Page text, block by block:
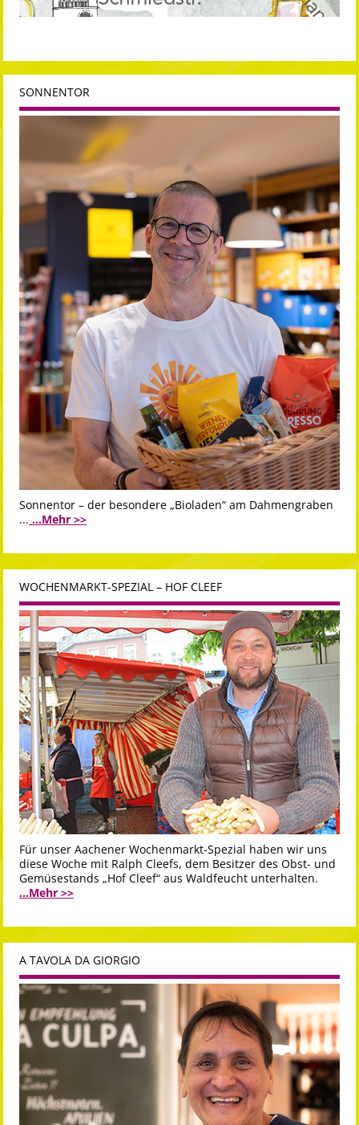
SONNENTOR
Sonnentor – der besondere „Bioladen“ am Dahmengraben
... ...Mehr >>
WOCHENMARKT-SPEZIAL – HOF CLEEF
Für unser Aachener Wochenmarkt-Spezial haben wir uns
diese Woche mit Ralph Cleefs, dem Besitzer des Obst- und
Gemüsestands „Hof Cleef“ aus Waldfeucht unterhalten.
...Mehr >>
A TAVOLA DA GIORGIO